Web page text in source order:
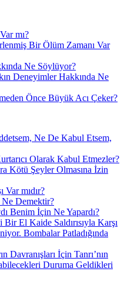
mı?
Bir Ölüm Zamanı Var
Ne Söylüyor?
Deneyimler Hakkında Ne
Önce Büyük Acı Çeker?
Ne De Kabul Etsem,
Olarak Kabul Etmezler?
Kötü Şeyler Olmasına İzin
Var mıdır?
Ne Demektir?
Benim İçin Ne Yapardı?
El Kaide Saldırısıyla Karşı
Bombalar Patladığında
Davranışları İçin Tanrı’nın
Duruma Geldikleri